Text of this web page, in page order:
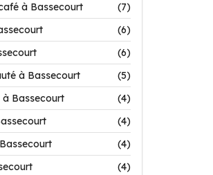
à Bassecourt
(7)
(6)
(6)
à Bassecourt
(5)
Bassecourt
(4)
(4)
(4)
(4)